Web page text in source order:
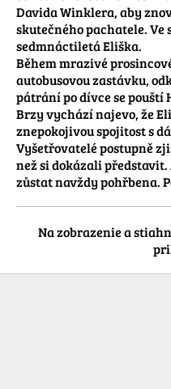
Davida Winklera, aby
skutečného pachatele. Ve
sedmnáctiletá Eliška.
Během mrazivé
autobusovou zastávku,
pátrání po dívce se pouští
Brzy vychází najevo, že
znepokojivou spojitost s
Vyšetřovatelé postupně
než si dokázali
zůstat navždy pohřbena.
Na zobrazenie a